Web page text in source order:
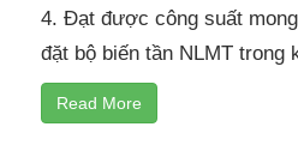
4. Đạt được công suất
đặt bộ biến tần NLMT trong
Read More